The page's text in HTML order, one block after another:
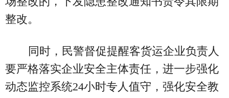
整改。
同时，民警督促提醒客货运企业负责人
要严格落实企业安全主体责任，进一步强化
动态监控系统24小时专人值守，强化安全教